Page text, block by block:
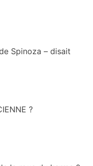
Spinoza – disait
?